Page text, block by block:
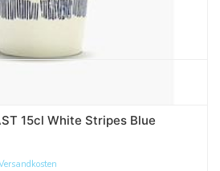
15cl White Stripes Blue